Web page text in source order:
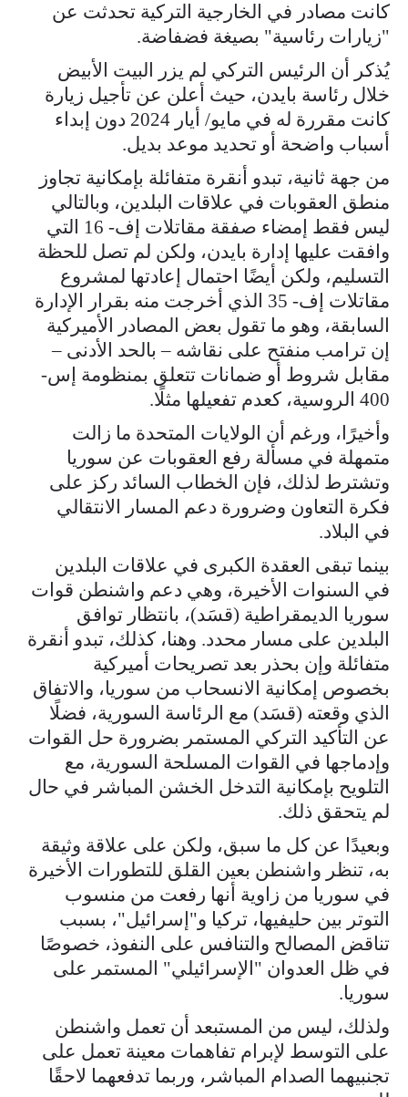
كانت مصادر في الخارجية التركية تحدثت عن
"زيارات رئاسية" بصيغة فضفاضة.
يُذكر أن الرئيس التركي لم يزر البيت الأبيض
خلال رئاسة بايدن، حيث أعلن عن تأجيل زيارة
كانت مقررة له في مايو/ أيار 2024 دون إبداء
أسباب واضحة أو تحديد موعد بديل.
من جهة ثانية، تبدو أنقرة متفائلة بإمكانية تجاوز
منطق العقوبات في علاقات البلدين، وبالتالي
ليس فقط إمضاء صفقة مقاتلات إف- 16 التي
وافقت عليها إدارة بايدن، ولكن لم تصل للحظة
التسليم، ولكن أيضًا احتمال إعادتها لمشروع
مقاتلات إف- 35 الذي أخرجت منه بقرار الإدارة
السابقة، وهو ما تقول بعض المصادر الأميركية
إن ترامب منفتح على نقاشه – بالحد الأدنى –
مقابل شروط أو ضمانات تتعلق بمنظومة إس-
400 الروسية، كعدم تفعيلها مثلًا.
وأخيرًا، ورغم أن الولايات المتحدة ما زالت
متمهلة في مسألة رفع العقوبات عن سوريا
وتشترط لذلك، فإن الخطاب السائد ركز على
فكرة التعاون وضرورة دعم المسار الانتقالي
في البلاد.
بينما تبقى العقدة الكبرى في علاقات البلدين
في السنوات الأخيرة، وهي دعم واشنطن قوات
سوريا الديمقراطية (قسَد)، بانتظار توافق
البلدين على مسار محدد. وهنا، كذلك، تبدو أنقرة
متفائلة وإن بحذر بعد تصريحات أميركية
بخصوص إمكانية الانسحاب من سوريا، والاتفاق
الذي وقعته (قسَد) مع الرئاسة السورية، فضلًا
عن التأكيد التركي المستمر بضرورة حل القوات
وإدماجها في القوات المسلحة السورية، مع
التلويح بإمكانية التدخل الخشن المباشر في حال
لم يتحقق ذلك.
وبعيدًا عن كل ما سبق، ولكن على علاقة وثيقة
به، تنظر واشنطن بعين القلق للتطورات الأخيرة
في سوريا من زاوية أنها رفعت من منسوب
التوتر بين حليفيها، تركيا و"إسرائيل"، بسبب
تناقض المصالح والتنافس على النفوذ، خصوصًا
في ظل العدوان "الإسرائيلي" المستمر على
سوريا.
ولذلك، ليس من المستبعد أن تعمل واشنطن
على التوسط لإبرام تفاهمات معينة تعمل على
تجنبيهما الصدام المباشر، وربما تدفعهما لاحقًا